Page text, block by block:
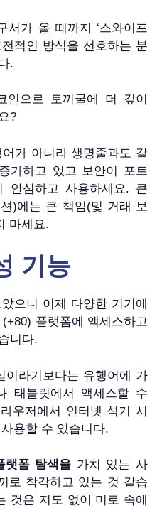
서가 올 때까지 ‘스와이프
적인 방식을 선호하는 분
.
인으로 토끼굴에 더 깊이
?
가 아니라 생명줄과도 같
가하고 있고 보안이 포트
안심하고 사용하세요. 큰
)에는 큰 책임(및 거래 보
마세요.
기능
으니 이제 다양한 기기에
플랫폼에 액세스하고
니다.
이라기보다는 유행어에 가
태블릿에서 액세스할 수
우저에서 인터넷 석기 시
사용할 수 있습니다.
랫폼 탐색을 가치 있는 사
로 착각하고 있는 것 같습
것은 지도 없이 미로 속에